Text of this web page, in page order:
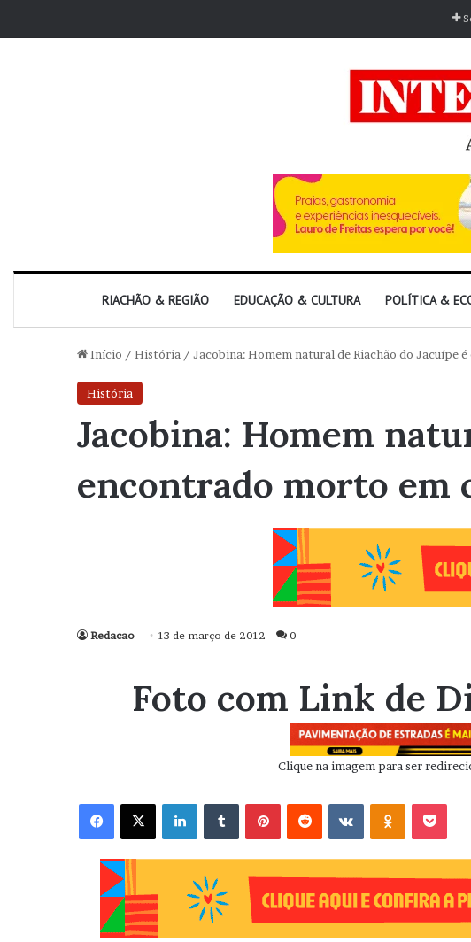
RIACHÃO & REGIÃO EDUCAÇÃO & CULTURA POLÍTICA &
Início / História / Jacobina: Homem natural de Riachão do Jacuípe
História
Jacobina: Homem
encontrado morto em
Redacao 13 de março de 2012 0
Foto com Link de
Clique na imagem para ser
Facebook X Linkedin VK OK